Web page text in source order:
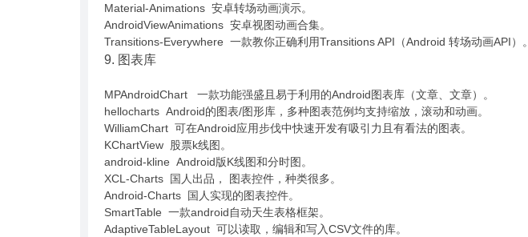
Material-Animations 安卓转场动画演示。
AndroidViewAnimations 安卓视图动画合集。
Transitions-Everywhere 一款教你正确利用Transitions API（Android 转场动画API）。
9. 图表库
MPAndroidChart 一款功能强盛且易于利用的Android图表库（文章、文章）。
hellocharts Android的图表/图形库，多种图表范例均支持缩放，滚动和动画。
WilliamChart 可在Android应用步伐中快速开发有吸引力且有看法的图表。
KChartView 股票k线图。
android-kline Android版K线图和分时图。
XCL-Charts 国人出品， 图表控件，种类很多。
Android-Charts 国人实现的图表控件。
SmartTable 一款android自动天生表格框架。
AdaptiveTableLayout 可以读取，编辑和写入CSV文件的库。